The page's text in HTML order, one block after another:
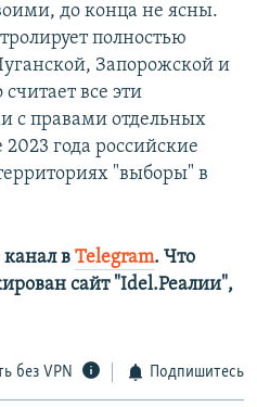
до конца не ясны.
полностью
Запорожской и
все эти
с правами отдельных
2023 года российские
"выборы" в
в Telegram. Что
сайт "Idel.Реалии",
без VPN Подпишитесь